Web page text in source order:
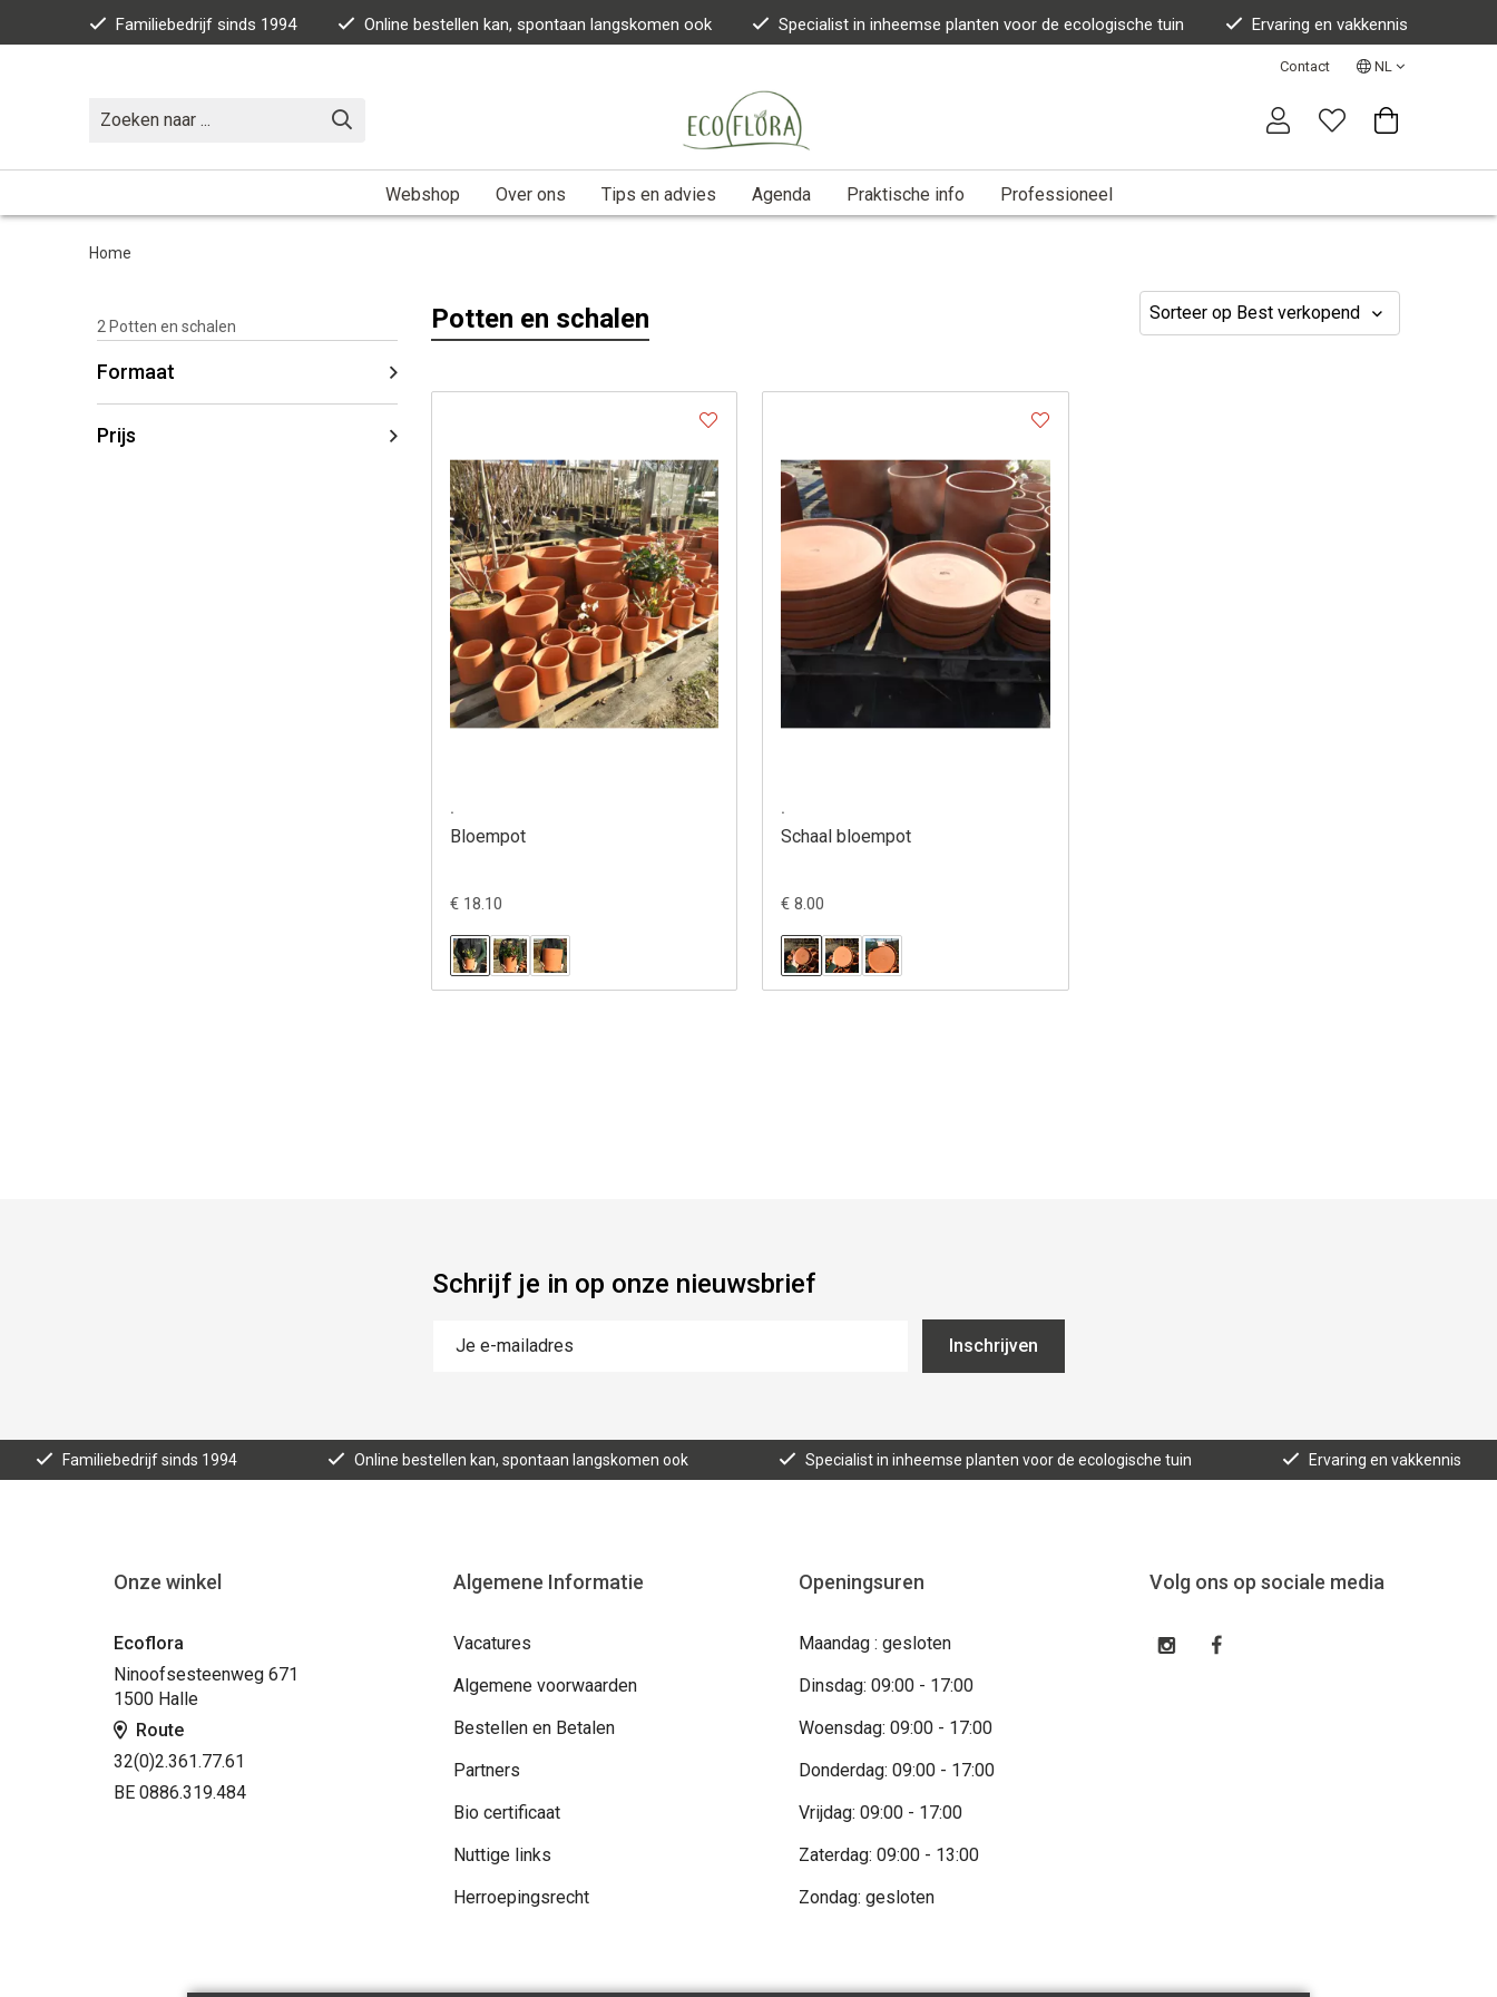
Familiebedrijf sinds 1994 Online bestellen kan, spontaan langskomen ook Specialist in inheemse planten voor de ecologische tuin Ervaring en vakkennis
Contact NL
Webshop Over ons Tips en advies Agenda Praktische info Professioneel
Home
2 Potten en schalen
Formaat
Prijs
Potten en schalen
.
Bloempot
€ 18.10
.
Schaal bloempot
€ 8.00
Schrijf je in op onze nieuwsbrief
Inschrijven
Familiebedrijf sinds 1994 Online bestellen kan, spontaan langskomen ook Specialist in inheemse planten voor de ecologische tuin Ervaring en vakkennis
Onze winkel
Ecoflora
Ninoofsesteenweg 671
1500 Halle
Route
32(0)2.361.77.61
BE 0886.319.484
Algemene Informatie
Vacatures
Algemene voorwaarden
Bestellen en Betalen
Partners
Bio certificaat
Nuttige links
Herroepingsrecht
Openingsuren
Maandag : gesloten
Dinsdag: 09:00 - 17:00
Woensdag: 09:00 - 17:00
Donderdag: 09:00 - 17:00
Vrijdag: 09:00 - 17:00
Zaterdag: 09:00 - 13:00
Zondag: gesloten
Volg ons op sociale media